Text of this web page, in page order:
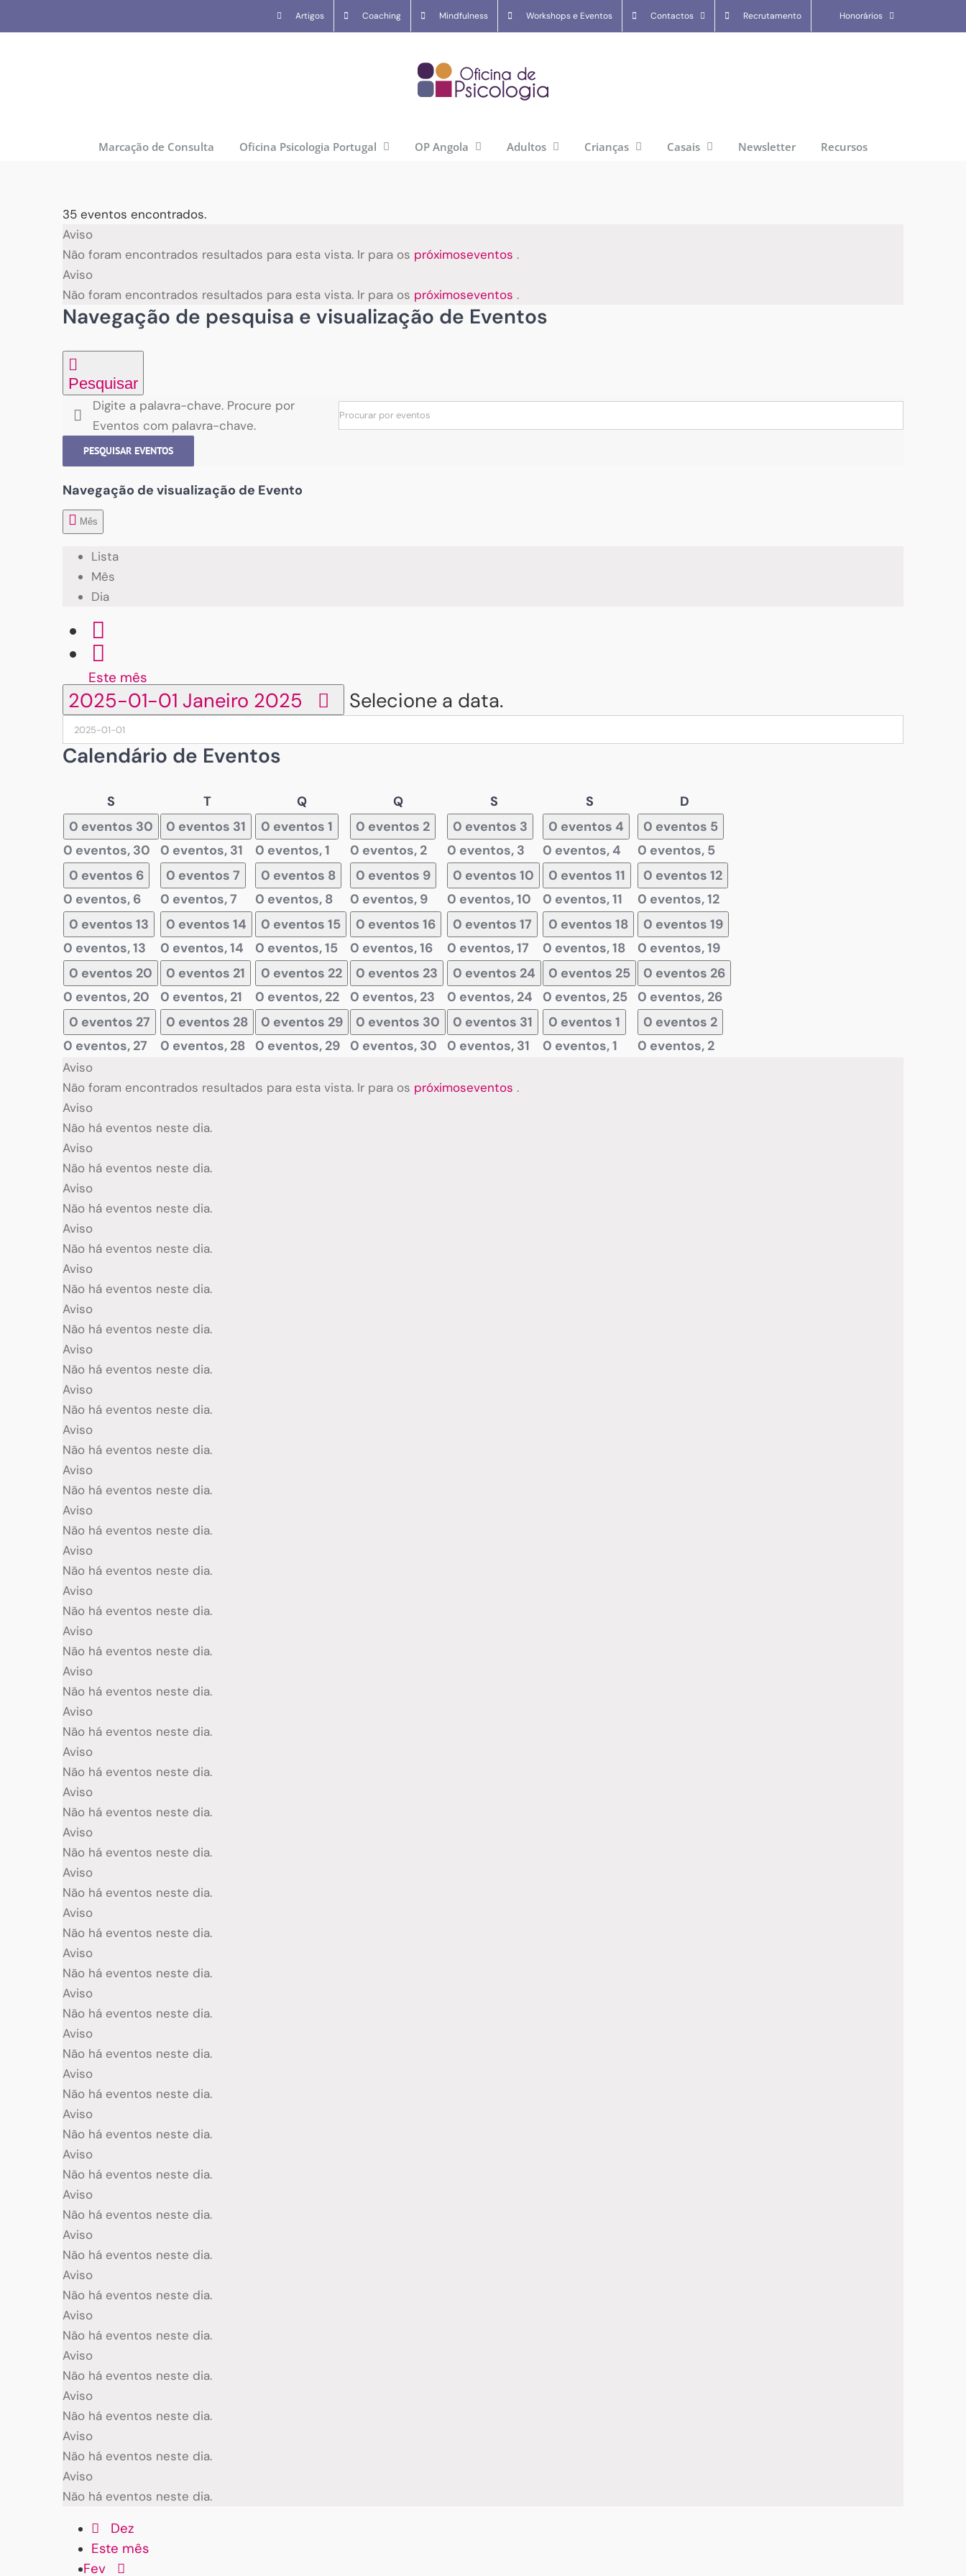
to
Artigos Coaching Mindfulness Workshops e Eventos Contactos Recrutamento Honorários
Marcação de Consulta Oficina Psicologia Portugal OP Angola Adultos Crianças Casais Newsletter Recursos
35 eventos encontrados.
Eventos
Aviso
Não foram encontrados resultados para esta vista. Ir para os próximoseventos .
Aviso
Não foram encontrados resultados para esta vista. Ir para os próximoseventos .
Navegação de pesquisa e visualização de Eventos
Pesquisar
Digite a palavra-chave. Procure por
Eventos com palavra-chave.
PESQUISAR EVENTOS
Navegação de visualização de Evento
Mês
Lista
Mês
Dia
Este mês
2025-01-01 Janeiro 2025 Selecione a data.
Calendário de Eventos
S
feira
TTerça-
feira
QQuarta-
feira
QQuinta-
feira
S
feira
SSábado DDomingo
0 eventos 30
0 eventos, 30
0 eventos 31
0 eventos, 31
0 eventos 1
0 eventos,1
0 eventos 2
0 eventos, 2
0 eventos 3
0 eventos, 3
0 eventos 4
0 eventos,4
0 eventos 5
0 eventos, 5
0 eventos 6
0 eventos, 6
0 eventos 7
0 eventos,7
0 eventos 8
0 eventos, 8
0 eventos 9
0 eventos, 9
0 eventos 10
0 eventos,10
0 eventos 11
0 eventos,11
0 eventos 12
0 eventos,12
0 eventos 13
0 eventos,13
0 eventos 14
0 eventos,14
0 eventos 15
0 eventos,15
0 eventos 16
0 eventos,16
0 eventos 17
0 eventos,17
0 eventos 18
0 eventos,18
0 eventos 19
0 eventos,19
0 eventos 20
0 eventos, 20
0 eventos 21
0 eventos, 21
0 eventos 22
0 eventos, 22
0 eventos 23
0 eventos, 23
0 eventos 24
0 eventos, 24
0 eventos 25
0 eventos, 25
0 eventos 26
0 eventos, 26
0 eventos 27
0 eventos, 27
0 eventos 28
0 eventos, 28
0 eventos 29
0 eventos, 29
0 eventos 30
0 eventos, 30
0 eventos 31
0 eventos, 31
0 eventos 1
0 eventos,1
0 eventos 2
0 eventos, 2
Aviso
Não foram encontrados resultados para esta vista. Ir para os próximoseventos .
Aviso
Não há eventos neste dia.
Aviso
Não há eventos neste dia.
Aviso
Não há eventos neste dia.
Aviso
Não há eventos neste dia.
Aviso
Não há eventos neste dia.
Aviso
Não há eventos neste dia.
Aviso
Não há eventos neste dia.
Aviso
Não há eventos neste dia.
Aviso
Não há eventos neste dia.
Aviso
Não há eventos neste dia.
Aviso
Não há eventos neste dia.
Aviso
Não há eventos neste dia.
Aviso
Não há eventos neste dia.
Aviso
Não há eventos neste dia.
Aviso
Não há eventos neste dia.
Aviso
Não há eventos neste dia.
Aviso
Não há eventos neste dia.
Aviso
Não há eventos neste dia.
Aviso
Não há eventos neste dia.
Aviso
Não há eventos neste dia.
Aviso
Não há eventos neste dia.
Aviso
Não há eventos neste dia.
Aviso
Não há eventos neste dia.
Aviso
Não há eventos neste dia.
Aviso
Não há eventos neste dia.
Aviso
Não há eventos neste dia.
Aviso
Não há eventos neste dia.
Aviso
Não há eventos neste dia.
Aviso
Não há eventos neste dia.
Aviso
Não há eventos neste dia.
Aviso
Não há eventos neste dia.
Aviso
Não há eventos neste dia.
Aviso
Não há eventos neste dia.
Aviso
Não há eventos neste dia.
Aviso
Não há eventos neste dia.
Dez
Este mês
Fev